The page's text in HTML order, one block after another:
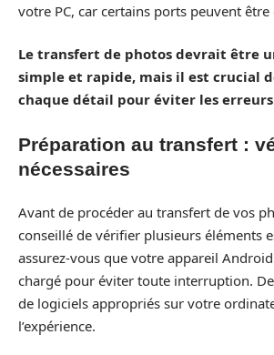
votre PC, car certains ports peuvent
Le transfert de photos devrait être
simple et rapide, mais il est crucial
chaque détail pour éviter les
Préparation au transfert :
nécessaires
Avant de procéder au transfert de vos
conseillé de vérifier plusieurs éléments
assurez-vous que votre appareil
chargé pour éviter toute interruption.
de logiciels appropriés sur votre
l’expérience.